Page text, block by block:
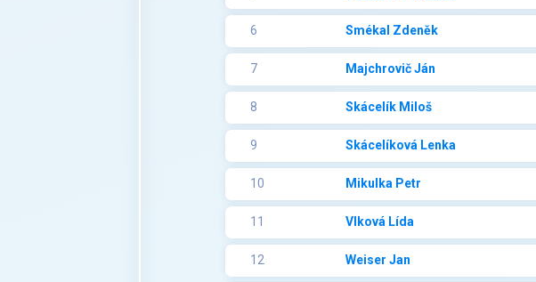
6 Smékal Zdeněk
7 Majchrovič Ján
8 Skácelík Miloš
9 Skácelíková Lenka
10 Mikulka Petr
11 Vlková Lída
12 Weiser Jan